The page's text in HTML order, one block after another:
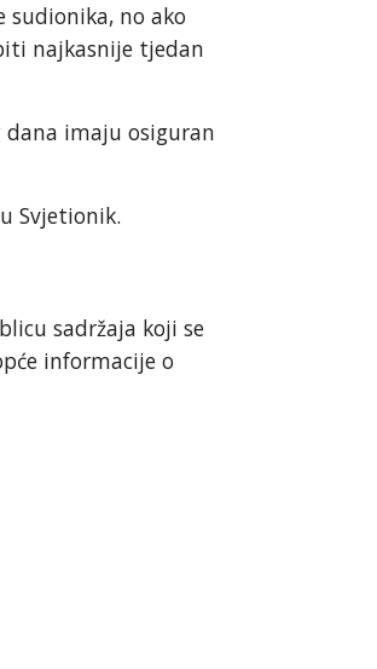
no ako
najkasnije tjedan
dana imaju osiguran
Svjetionik.
sadržaja koji se
informacije o